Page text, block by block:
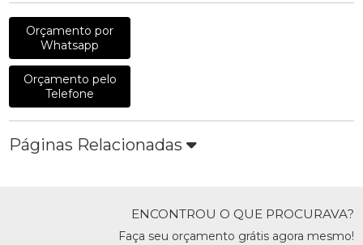
Orçamento por
Whatsapp
Orçamento pelo
Telefone
Páginas Relacionadas
ENCONTROU O QUE PROCURAVA?
Faça seu orçamento grátis agora mesmo!